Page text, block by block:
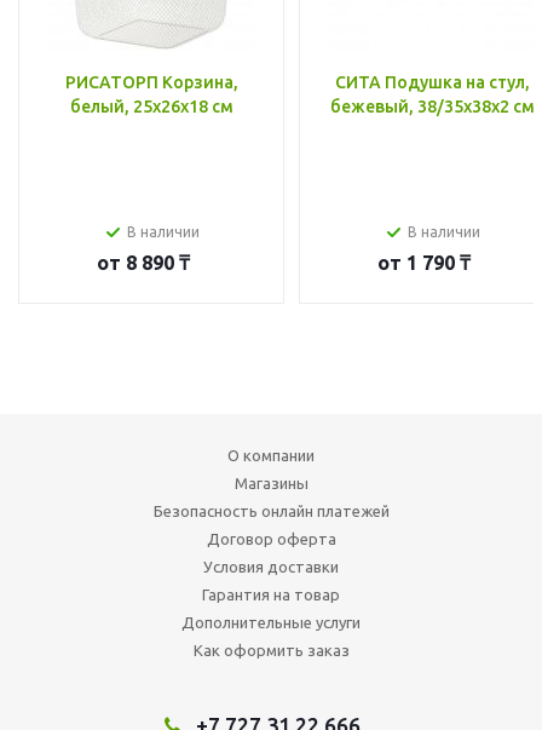
РИСАТОРП Корзина,
белый, 25x26x18 см
В наличии
от 8 890 ₸
СИТА Подушка на стул,
бежевый, 38/35x38x2 см
В наличии
от 1 790 ₸
О компании
Магазины
Безопасность онлайн платежей
Договор оферта
Условия доставки
Гарантия на товар
Дополнительные услуги
Как оформить заказ
+7 727 31 22 666